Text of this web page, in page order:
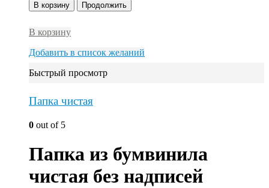
В корзину Продолжить
В корзину
Добавить в список желаний
Быстрый просмотр
Папка чистая
0 out of 5
Папка из бумвинила
чистая без надписей